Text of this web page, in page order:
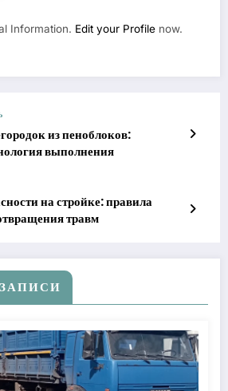
Information. Edit your Profile now.
из пеноблоков:
выполнения
на стройке: правила
травм